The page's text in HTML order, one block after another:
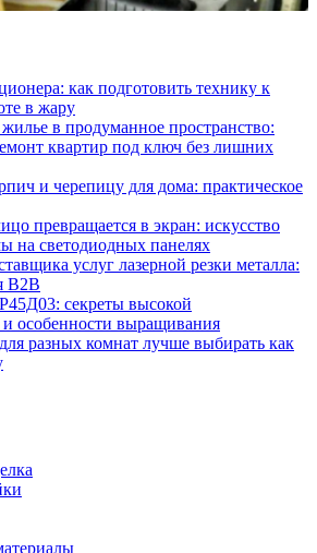
как подготовить технику к
в жару
в продуманное пространство:
квартир под ключ без лишних
и черепицу для дома: практическое
превращается в экран: искусство
на светодиодных панелях
услуг лазерной резки металла:
B2B
секреты высокой
и особенности выращивания
разных комнат лучше выбирать как